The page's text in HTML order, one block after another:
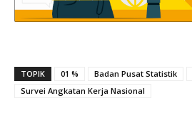
TOPIK 01 % Badan Pusat Statistik
Survei Angkatan Kerja Nasional